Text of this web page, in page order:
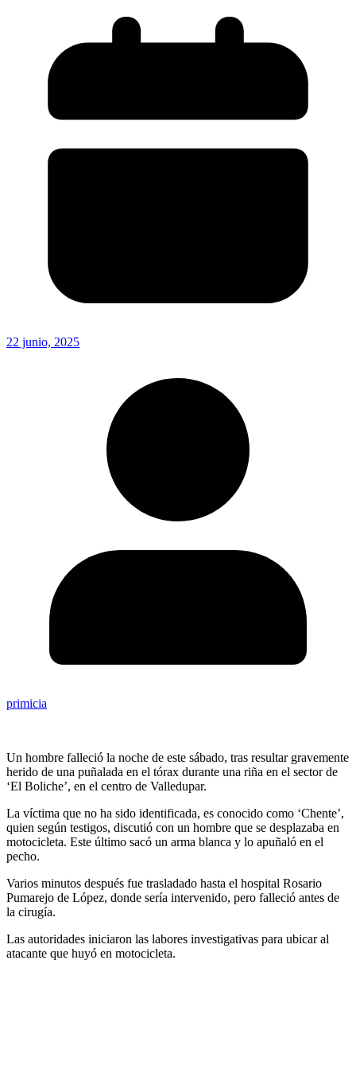
22 junio, 2025
primicia
Un hombre falleció la noche de este sábado, tras resultar gravemente
herido de una puñalada en el tórax durante una riña en el sector de
‘El Boliche’, en el centro de Valledupar.
La víctima que no ha sido identificada, es conocido como ‘Chente’,
quien según testigos, discutió con un hombre que se desplazaba en
motocicleta. Este último sacó un arma blanca y lo apuñaló en el
pecho.
Varios minutos después fue trasladado hasta el hospital Rosario
Pumarejo de López, donde sería intervenido, pero falleció antes de
la cirugía.
Las autoridades iniciaron las labores investigativas para ubicar al
atacante que huyó en motocicleta.